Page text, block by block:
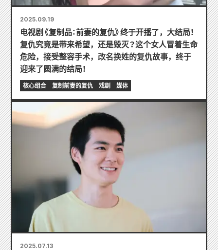
2025.09.19
电视剧《复制品：前妻的复仇》终于开播了，大结局！
复仇究竟是带来希望，还是毁灭？这个女人冒着生命
危险，接受整容手术，改名换姓的复仇故事，终于
迎来了圆满的结局！
核心组合 复制前妻的复仇 戏剧 媒体
2025.07.13